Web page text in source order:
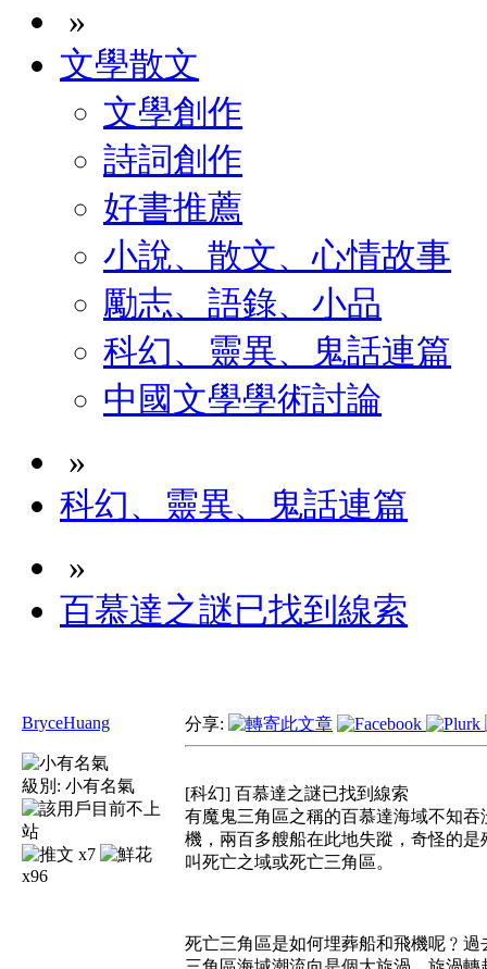
»
文學散文
文學創作
詩詞創作
好書推薦
小說、散文、心情故事
勵志、語錄、小品
科幻、靈異、鬼話連篇
中國文學學術討論
»
科幻、靈異、鬼話連篇
»
百慕達之謎已找到線索
BryceHuang
級別: 小有名氣
x7
x96
分享:
[科幻] 百慕達之謎已找到線索
有魔鬼三角區之稱的百慕達海域不知
機，兩百多艘船在此地失蹤，奇怪的
叫死亡之域或死亡三角區。
死亡三角區是如何埋葬船和飛機呢﹖